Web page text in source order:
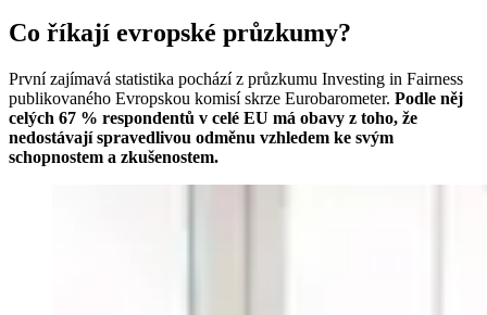
Co říkají evropské průzkumy?
První zajímavá statistika pochází z průzkumu Investing in Fairness
publikovaného Evropskou komisí skrze Eurobarometer. Podle něj
celých 67 % respondentů v celé EU má obavy z toho, že
nedostávají spravedlivou odměnu vzhledem ke svým
schopnostem a zkušenostem.